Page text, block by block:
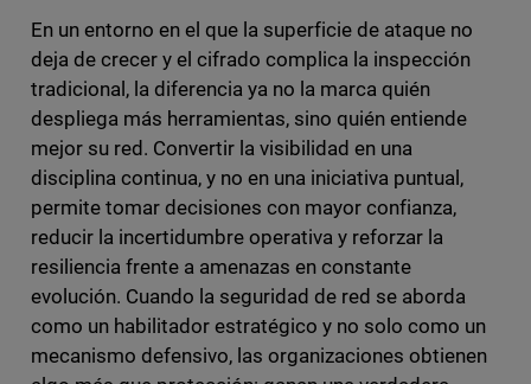
En un entorno en el que la superficie de ataque no
deja de crecer y el cifrado complica la inspección
tradicional, la diferencia ya no la marca quién
despliega más herramientas, sino quién entiende
mejor su red. Convertir la visibilidad en una
disciplina continua, y no en una iniciativa puntual,
permite tomar decisiones con mayor confianza,
reducir la incertidumbre operativa y reforzar la
resiliencia frente a amenazas en constante
evolución. Cuando la seguridad de red se aborda
como un habilitador estratégico y no solo como un
mecanismo defensivo, las organizaciones obtienen